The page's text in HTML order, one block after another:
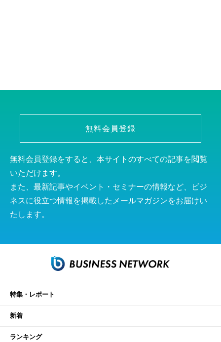
無料会員登録
無料会員登録をすると、本サイトのすべての記事を閲覧
いただけます。
また、最新記事やイベント・セミナーの情報など、ビジ
ネスに役立つ情報を掲載したメールマガジンをお届けい
たします。
特集・レポート
新着
ランキング